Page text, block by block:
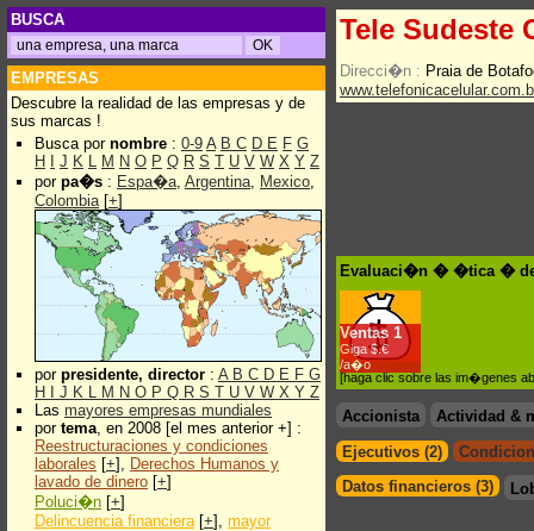
BUSCA
EMPRESAS
Descubre la realidad de las empresas y de
sus marcas !
Busca por nombre : 0-9 A B C D E F G
H
J K L M N O P Q R S T U V W X Y Z
por pa�s : Espa�a, Argentina, Mexico,
Colombia[+]
por presidente, director : A B C D E F G
H
J K L M N O P Q R S T U V W X Y Z
Las mayores empresas mundiales
por tema, en 2008 [el mes anterior +] :
Reestructuraciones y condiciones
laborales [+], Derechos Humanos y
lavado de dinero [+]
Poluci�n [+]
Delincuencia financiera[+], mayor
Tele Sudeste
Direcci�n : Praia de
Evaluaci�n � �tica � de
Ventas 1
Giga $.€
/a�o
[haga clic sobre las im�genes
Accionista
Actividad &
Ejecutivos (2)
Datos financieros (3)